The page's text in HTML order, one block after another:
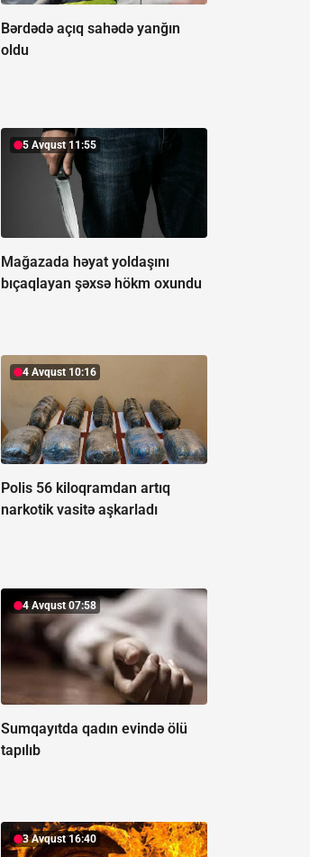
Bərdədə açıq sahədə yanğın
oldu
5 Avqust 11:55
Mağazada həyat yoldaşını
bıçaqlayan şəxsə hökm oxundu
4 Avqust 10:16
Polis 56 kiloqramdan artıq
narkotik vasitə aşkarladı
4 Avqust 07:58
Sumqayıtda qadın evində ölü
tapılıb
3 Avqust 16:40